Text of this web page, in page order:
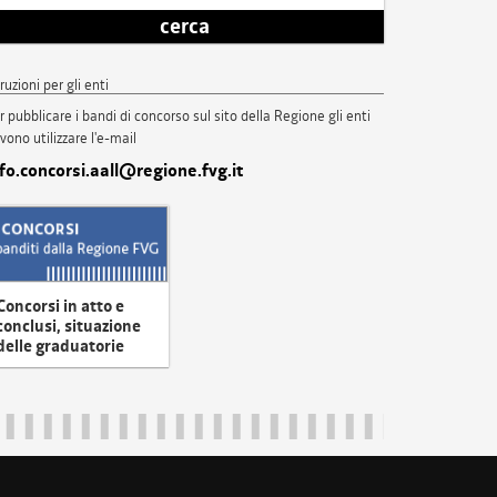
cerca
per gli enti
pubblicare i bandi di concorso sul sito della Regione gli enti
utilizzare l'e-mail
in atto e
situazione
graduatorie